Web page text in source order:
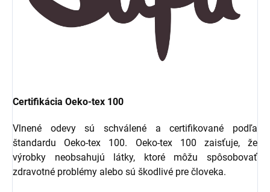
Certifikácia Oeko-tex 100
Vlnené odevy sú schválené a certifikované podľa
štandardu Oeko-tex 100. Oeko-tex 100 zaisťuje, že
výrobky neobsahujú látky, ktoré môžu spôsobovať
zdravotné problémy alebo sú škodlivé pre človeka.